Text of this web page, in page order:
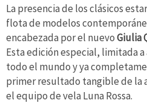
La presencia de los clásicos
flota de modelos
encabezada por el nuevoGiulia
Esta edición especial, limitada
todo el mundo y ya
primer resultado tangible de la
el equipo de vela Luna Rossa.